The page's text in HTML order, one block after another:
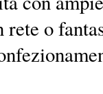
o